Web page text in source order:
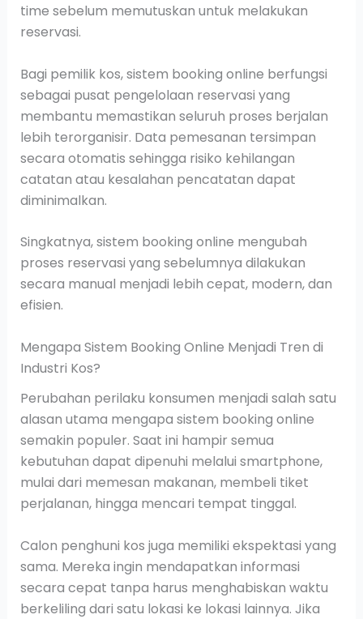
time sebelum memutuskan untuk melakukan
reservasi.
Bagi pemilik kos, sistem booking online berfungsi
sebagai pusat pengelolaan reservasi yang
membantu memastikan seluruh proses berjalan
lebih terorganisir. Data pemesanan tersimpan
secara otomatis sehingga risiko kehilangan
catatan atau kesalahan pencatatan dapat
diminimalkan.
Singkatnya, sistem booking online mengubah
proses reservasi yang sebelumnya dilakukan
secara manual menjadi lebih cepat, modern, dan
efisien.
Mengapa Sistem Booking Online Menjadi Tren di
Industri Kos?
Perubahan perilaku konsumen menjadi salah satu
alasan utama mengapa sistem booking online
semakin populer. Saat ini hampir semua
kebutuhan dapat dipenuhi melalui smartphone,
mulai dari memesan makanan, membeli tiket
perjalanan, hingga mencari tempat tinggal.
Calon penghuni kos juga memiliki ekspektasi yang
sama. Mereka ingin mendapatkan informasi
secara cepat tanpa harus menghabiskan waktu
berkeliling dari satu lokasi ke lokasi lainnya. Jika